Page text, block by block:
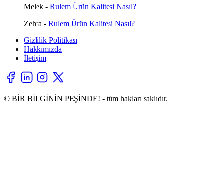
Melek - Rulem Ürün Kalitesi Nasıl?
Zehra - Rulem Ürün Kalitesi Nasıl?
Gizlilik Politikası
Hakkımızda
İletişim
© BİR BİLGİNİN PEŞİNDE! - tüm hakları saklıdır.